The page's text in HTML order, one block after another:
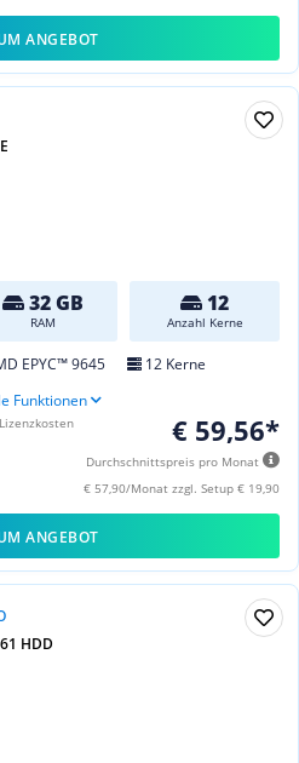
ANGEBOT
32 GB
RAM
12
Anzahl Kerne
EPYC™ 9645
12 Kerne
Funktionen
€ 59,56*
Durchschnittspreis pro Monat
€ 57,90/Monat zzgl. Setup € 19,90
ANGEBOT
HDD